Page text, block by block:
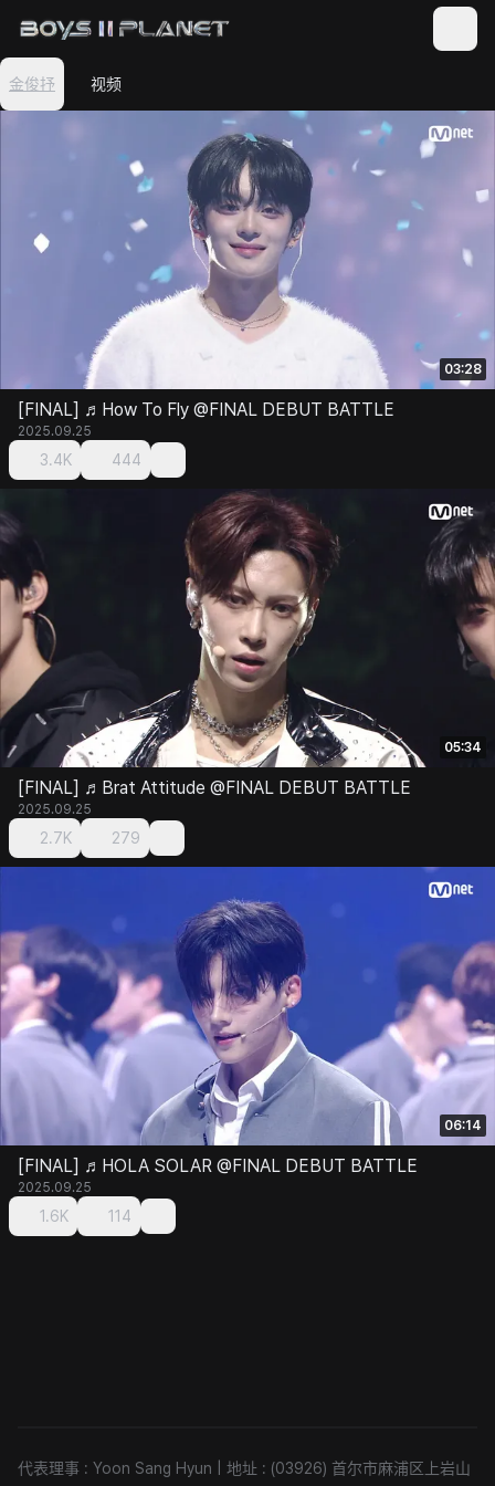
金俊抒 视频
03:28
[FINAL] ♬How To Fly @FINAL DEBUT BATTLE
2025.09.25
3.4K 444
05:34
[FINAL] ♬Brat Attitude @FINAL DEBUT BATTLE
2025.09.25
2.7K 279
06:14
[FINAL] ♬HOLA SOLAR @FINAL DEBUT BATTLE
2025.09.25
1.6K 114
代表理事 : Yoon Sang Hyun 地址 : (03926) 首尔市麻浦区上岩山